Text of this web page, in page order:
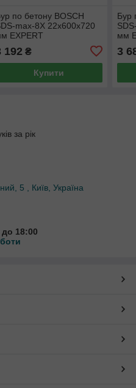
по бетону BOSCH
max-8X 22x600x720
EXPERT
192 ₴
Купити
Бур
мм
3
за рік
5 , Київ, Україна
18:00